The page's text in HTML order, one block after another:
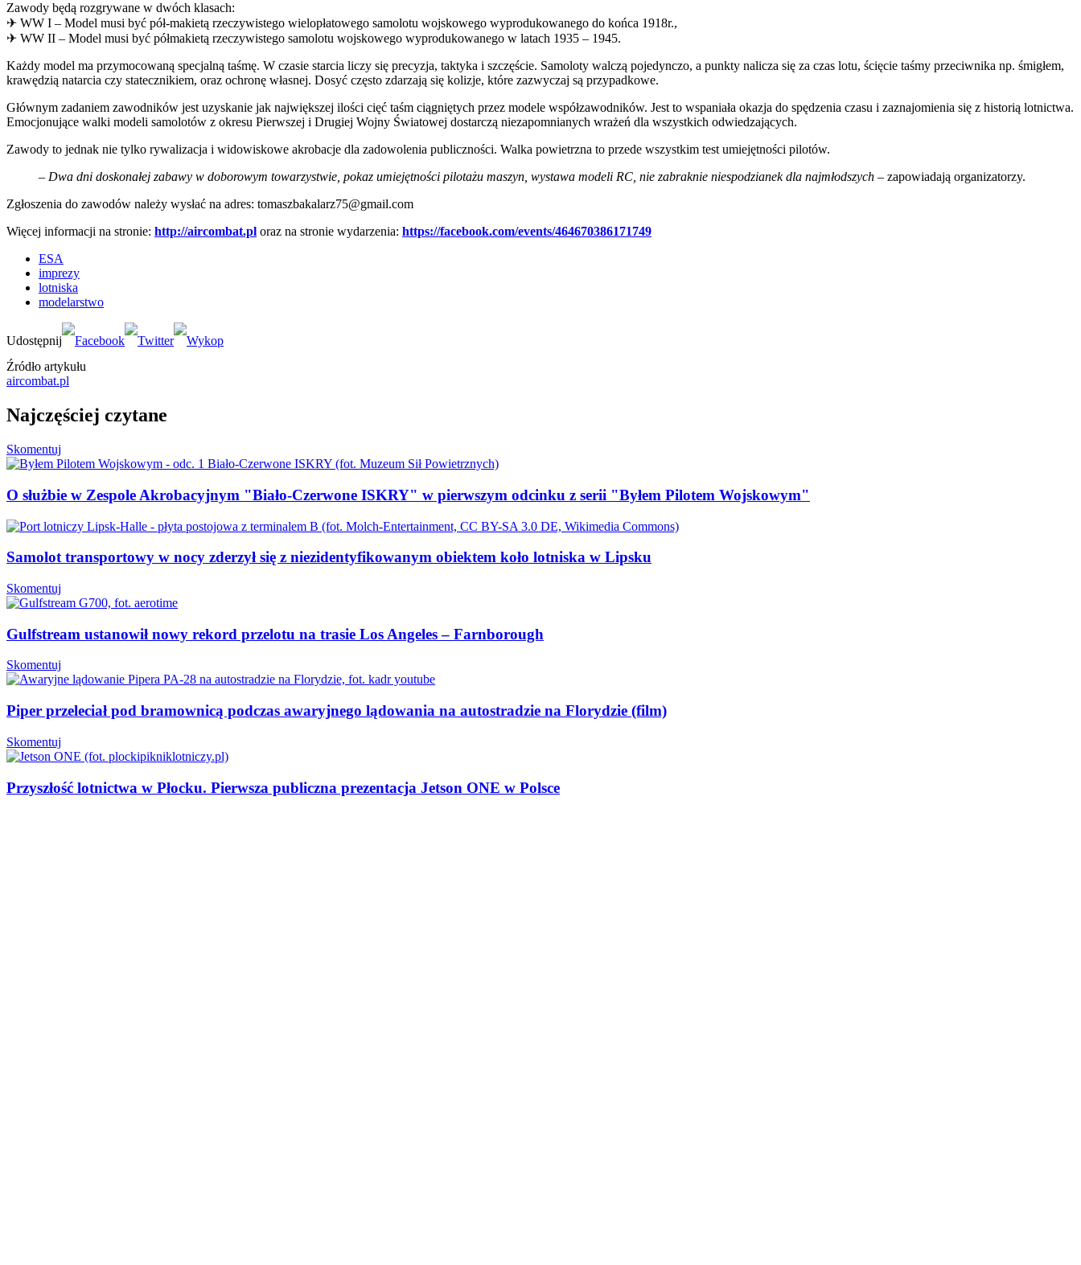
Zawody będą rozgrywane w dwóch klasach:
✈ WW I – Model musi być pół-makietą rzeczywistego wielopłatowego samolotu wojskowego wyprodukowanego do końca 1918r.,
✈ WW II – Model musi być półmakietą rzeczywistego samolotu wojskowego wyprodukowanego w latach 1935 – 1945.
Każdy model ma przymocowaną specjalną taśmę. W czasie starcia liczy się precyzja, taktyka i szczęście. Samoloty walczą pojedynczo, a punkty nalicza się za czas lotu, ścięcie taśmy przeciwnika np. śmigłem,
krawędzią natarcia czy statecznikiem, oraz ochronę własnej. Dosyć często zdarzają się kolizje, które zazwyczaj są przypadkowe.
Głównym zadaniem zawodników jest uzyskanie jak największej ilości cięć taśm ciągniętych przez modele współzawodników. Jest to wspaniała okazja do spędzenia czasu i zaznajomienia się z historią lotnictwa.
Emocjonujące walki modeli samolotów z okresu Pierwszej i Drugiej Wojny Światowej dostarczą niezapomnianych wrażeń dla wszystkich odwiedzających.
Zawody to jednak nie tylko rywalizacja i widowiskowe akrobacje dla zadowolenia publiczności. Walka powietrzna to przede wszystkim test umiejętności pilotów.
– Dwa dni doskonałej zabawy w doborowym towarzystwie, pokaz umiejętności pilotażu maszyn, wystawa modeli RC, nie zabraknie niespodzianek dla najmłodszych – zapowiadają organizatorzy.
Zgłoszenia do zawodów należy wysłać na adres: tomaszbakalarz75@gmail.com
Więcej informacji na stronie: http://aircombat.pl oraz na stronie wydarzenia: https://facebook.com/events/464670386171749
ESA
imprezy
lotniska
modelarstwo
Źródło artykułu
aircombat.pl
Najczęściej czytane
Skomentuj
O służbie w Zespole Akrobacyjnym "Biało-Czerwone ISKRY" w pierwszym odcinku z serii "Byłem Pilotem Wojskowym"
Samolot transportowy w nocy zderzył się z niezidentyfikowanym obiektem koło lotniska w Lipsku
Skomentuj
Gulfstream ustanowił nowy rekord przelotu na trasie Los Angeles – Farnborough
Skomentuj
Piper przeleciał pod bramownicą podczas awaryjnego lądowania na autostradzie na Florydzie (film)
Skomentuj
Przyszłość lotnictwa w Płocku. Pierwsza publiczna prezentacja Jetson ONE w Polsce